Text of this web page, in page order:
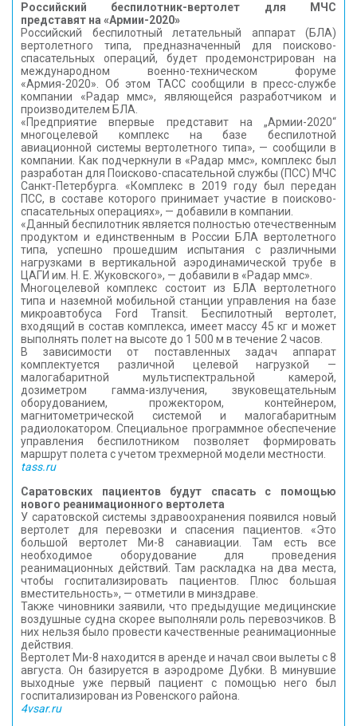
Российский беспилотник-вертолет для МЧС
представят на «Армии-2020»
Российский беспилотный летательный аппарат (БЛА)
вертолетного типа, предназначенный для поисково-
спасательных операций, будет продемонстрирован на
международном военно-техническом форуме
«Армия-2020». Об этом ТАСС сообщили в пресс-службе
компании «Радар ммс», являющейся разработчиком и
производителем БЛА.
«Предприятие впервые представит на „Армии-2020“
многоцелевой комплекс на базе беспилотной
авиационной системы вертолетного типа», — сообщили в
компании. Как подчеркнули в «Радар ммс», комплекс был
разработан для Поисково-спасательной службы (ПСС) МЧС
Санкт-Петербурга. «Комплекс в 2019 году был передан
ПСС, в составе которого принимает участие в поисково-
спасательных операциях», — добавили в компании.
«Данный беспилотник является полностью отечественным
продуктом и единственным в России БЛА вертолетного
типа, успешно прошедшим испытания с различными
нагрузками в вертикальной аэродинамической трубе в
ЦАГИ им. Н. Е. Жуковского», — добавили в «Радар ммс».
Многоцелевой комплекс состоит из БЛА вертолетного
типа и наземной мобильной станции управления на базе
микроавтобуса Ford Transit. Беспилотный вертолет,
входящий в состав комплекса, имеет массу 45 кг и может
выполнять полет на высоте до 1 500 м в течение 2 часов.
В зависимости от поставленных задач аппарат
комплектуется различной целевой нагрузкой —
малогабаритной мультиспектральной камерой,
дозиметром гамма-излучения, звуковещательным
оборудованием, прожектором, контейнером,
магнитометрической системой и малогабаритным
радиолокатором. Специальное программное обеспечение
управления беспилотником позволяет формировать
маршрут полета с учетом трехмерной модели местности.
tass.ru
Саратовских пациентов будут спасать с помощью
нового реанимационного вертолета
У саратовской системы здравоохранения появился новый
вертолет для перевозки и спасения пациентов. «Это
большой вертолет Ми-8 санавиации. Там есть все
необходимое оборудование для проведения
реанимационных действий. Там раскладка на два места,
чтобы госпитализировать пациентов. Плюс большая
вместительность», — отметили в минздраве.
Также чиновники заявили, что предыдущие медицинские
воздушные судна скорее выполняли роль перевозчиков. В
них нельзя было провести качественные реанимационные
действия.
Вертолет Ми-8 находится в аренде и начал свои вылеты с 8
августа. Он базируется в аэродроме Дубки. В минувшие
выходные уже первый пациент с помощью него был
госпитализирован из Ровенского района.
4vsar.ru